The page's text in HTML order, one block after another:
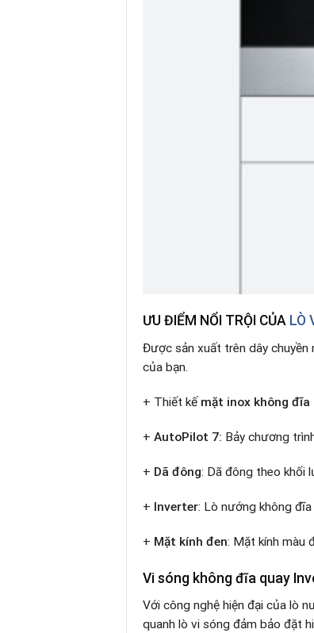
ƯU ĐIỂM NỔI TRỘI CỦA LÒ
Được sản xuất trên dây
của bạn.
+ Thiết kế mặt inox không đĩa
+ AutoPilot 7: Bảy chương
+ Dã đông: Dã đông theo khối
+ Inverter: Lò nướng không
+ Mặt kính đen: Mặt kính màu
Vi sóng không đĩa quay
Với công nghệ hiện đại của lò
quanh lò vi sóng đảm bảo đặt